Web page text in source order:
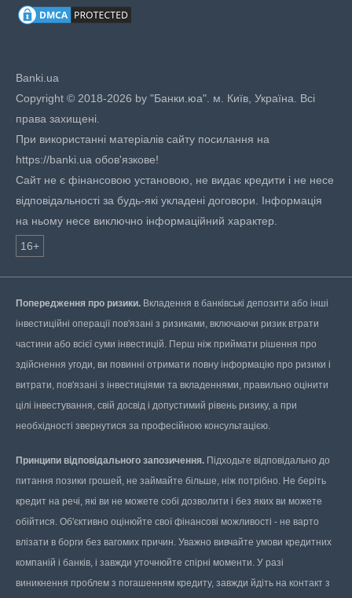
Banki.ua
Copyright © 2018-2026 by "Банки.юа". м. Київ, Україна. Всі
права захищені.
При використанні матеріалів сайту посилання на
https://banki.ua обов'язкове!
Сайт не є фінансовою установою, не видає кредити і не несе
відповідальності за будь-які укладені договори. Інформація
на ньому несе виключно інформаційний характер.
16+
Попередження про ризики. Вкладення в банківські депозити або інші
інвестиційні операції пов'язані з ризиками, включаючи ризик втрати
частини або всієї суми інвестицій. Перш ніж приймати рішення про
здійснення угоди, ви повинні отримати повну інформацію про ризики і
витрати, пов'язані з інвестиціями та вкладеннями, правильно оцінити
цілі інвестування, свій досвід і допустимий рівень ризику, а при
необхідності звернутися за професійною консультацією.
Принципи відповідального запозичення. Підходьте відповідально до
питання позики грошей, не займайте більше, ніж потрібно. Не беріть
кредит на речі, які ви не можете собі дозволити і без яких ви можете
обійтися. Об'єктивно оцінюйте свої фінансові можливості - не варто
влізати в борги без вагомих причин. Уважно вивчайте умови кредитних
компаній і банків, і завжди уточнюйте спірні моменти. У разі
виникнення проблем з погашенням кредиту, завжди йдіть на контакт з